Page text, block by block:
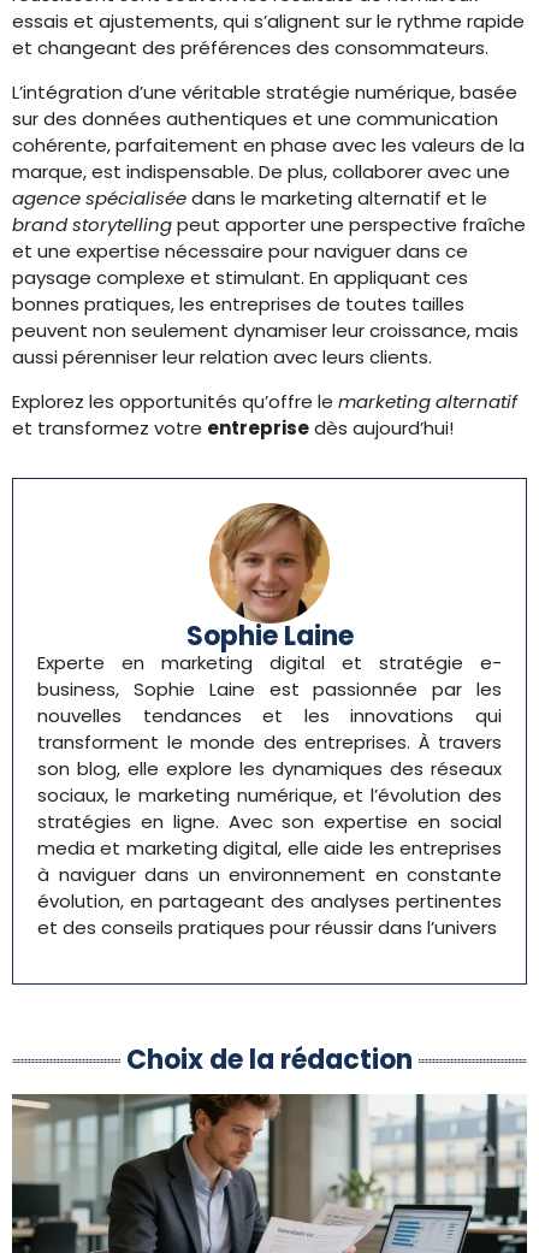
essais et ajustements, qui s’alignent sur le rythme rapide
et changeant des préférences des consommateurs.
L’intégration d’une véritable stratégie numérique, basée
sur des données authentiques et une communication
cohérente, parfaitement en phase avec les valeurs de la
marque, est indispensable. De plus, collaborer avec une
agence spécialiséedans le marketing alternatif et le
brand storytellingpeut apporter une perspective fraîche
et une expertise nécessaire pour naviguer dans ce
paysage complexe et stimulant. En appliquant ces
bonnes pratiques, les entreprises de toutes tailles
peuvent non seulement dynamiser leur croissance, mais
aussi pérenniser leur relation avec leurs clients.
Explorez les opportunités qu’offre le marketing alternatif
et transformez votre entreprisedès aujourd’hui!
Sophie Laine
Experte en marketing digital et stratégie e-
business, Sophie Laine est passionnée par les
nouvelles tendances et les innovations qui
transforment le monde des entreprises. À travers
son blog, elle explore les dynamiques des réseaux
sociaux, le marketing numérique, et l’évolution des
stratégies en ligne. Avec son expertise en social
media et marketing digital, elle aide les entreprises
à naviguer dans un environnement en constante
évolution, en partageant des analyses pertinentes
et des conseils pratiques pour réussir dans l’univers
Choix de la rédaction